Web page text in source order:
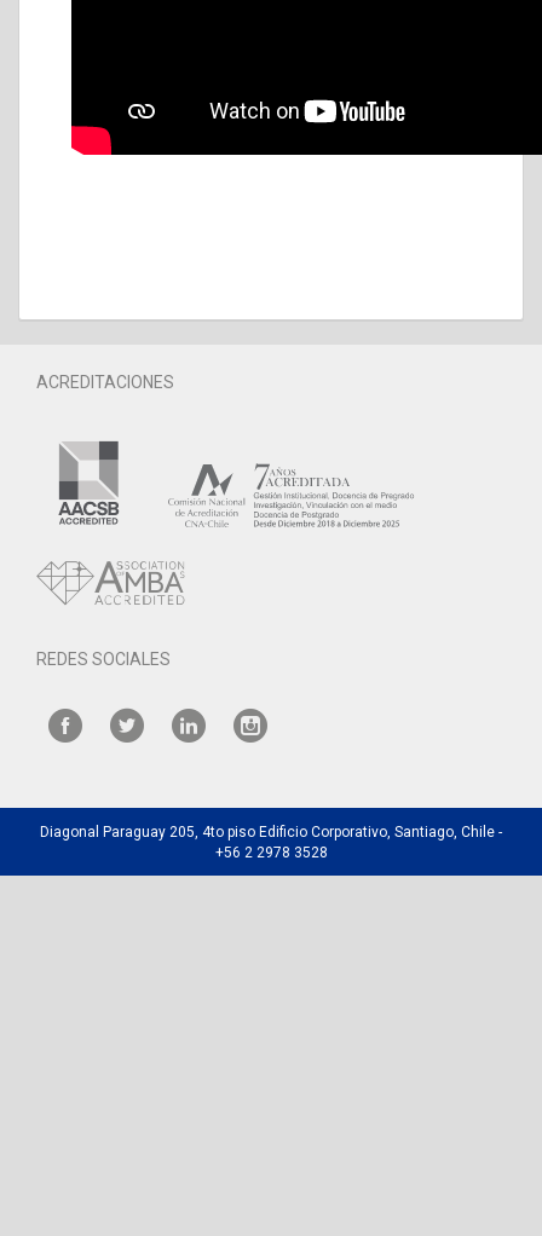
ACREDITACIONES
REDES SOCIALES
Diagonal Paraguay 205, 4to piso Edificio Corporativo, Santiago, Chile -
+56 2 2978 3528